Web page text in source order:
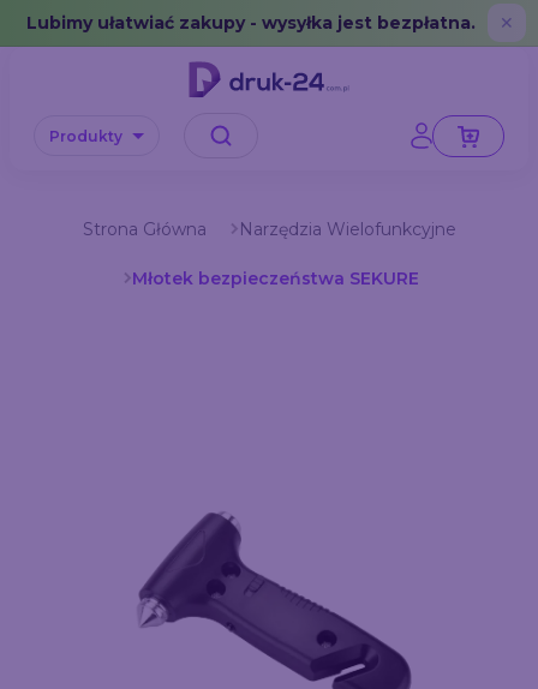
Error: No data in cache or invalid format
Lubimy ułatwiać zakupy - wysyłka jest bezpłatna. ✕
Produkty
Strona Główna Narzędzia Wielofunkcyjne
Młotek bezpieczeństwa SEKURE